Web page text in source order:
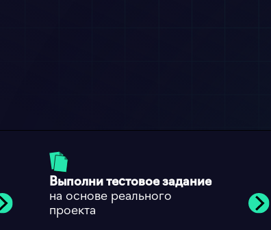
Выполни тестовое задание
на основе реального
проекта